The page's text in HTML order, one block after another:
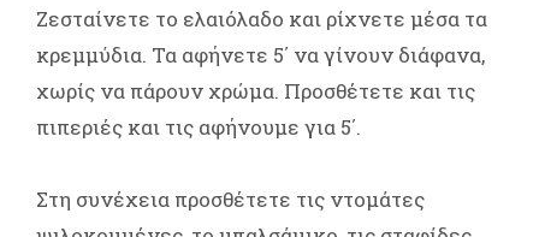
Ζεσταίνετε το ελαιόλαδο και ρίχνετε μέσα τα
κρεμμύδια. Τα αφήνετε 5΄ να γίνουν διάφανα,
χωρίς να πάρουν χρώμα. Προσθέτετε και τις
πιπεριές και τις αφήνουμε για 5΄.
Στη συνέχεια προσθέτετε τις ντομάτες